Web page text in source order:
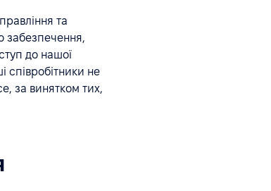
та
забезпечення,
до нашої
співробітники не
за винятком тих,